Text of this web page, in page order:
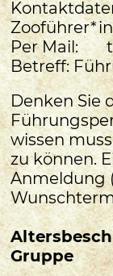
Per Mail:
Betreff:
Denken Sie
wissen
zu können.
Anmeldung
Gruppe